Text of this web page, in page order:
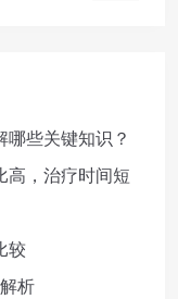
些关键知识？
高，治疗时间短
较
析